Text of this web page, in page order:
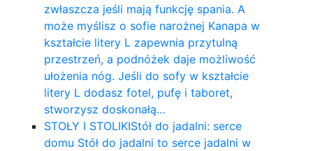
zwłaszcza jeśli mają funkcję spania. A
może myślisz o sofie narożnej Kanapa w
kształcie litery L zapewnia przytulną
przestrzeń, a podnóżek daje możliwość
ułożenia nóg. Jeśli do sofy w kształcie
litery L dodasz fotel, pufę i taboret,
stworzysz doskonałą…
STOŁY I STOLIKIStół do jadalni: serce
domu Stół do jadalni to serce jadalni w